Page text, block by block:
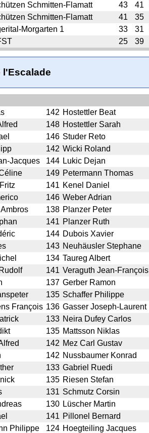
Schmitten-Flamatt 43 41
Schmitten-Flamatt 41 35
Morgarten 1 33 31
25 39
l'Escalade
142 Hostettler Beat
148 Hostettler Sarah
146 Studer Reto
142 Wicki Roland
Jacques 144 Lukic Dejan
149 Petermann Thomas
141 Kenel Daniel
146 Weber Adrian
138 Planzer Peter
141 Planzer Ruth
144 Dubois Xavier
143 Neuhäusler Stephane
134 Taureg Albert
141 Veraguth Jean-François
137 Gerber Ramon
135 Schaffer Philippe
François 136 Gasser Joseph-Laurent
133 Neira Dufey Carlos
135 Mattsson Niklas
142 Mez Carl Gustav
142 Nussbaumer Konrad
133 Gabriel Ruedi
135 Riesen Stefan
131 Schmutz Corsin
130 Lüscher Martin
141 Pillonel Bernard
Philippe 124 Hoegteiling Jacques